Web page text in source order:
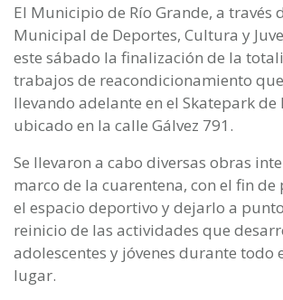
El Municipio de Río Grande, a través
Municipal de Deportes, Cultura y
este sábado la finalización de la
trabajos de reacondicionamiento
llevando adelante en el Skatepark de
ubicado en la calle Gálvez 791.
Se llevaron a cabo diversas obras
marco de la cuarentena, con el fin de
el espacio deportivo y dejarlo a
reinicio de las actividades que
adolescentes y jóvenes durante todo
lugar.